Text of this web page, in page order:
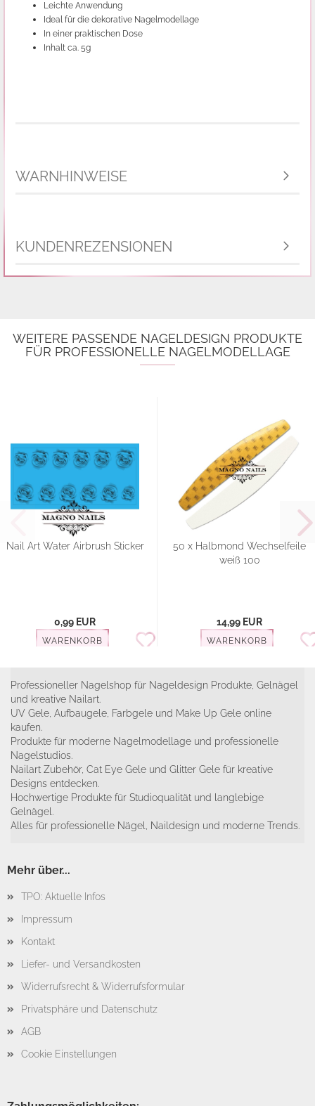
Leichte Anwendung
Ideal für die dekorative Nagelmodellage
In einer praktischen Dose
Inhalt ca. 5g
WARNHINWEISE
KUNDENREZENSIONEN
WEITERE PASSENDE NAGELDESIGN PRODUKTE
FÜR PROFESSIONELLE NAGELMODELLAGE
Nail Art Water Airbrush Sticker
0,99 EUR
WARENKORB
50 x Halbmond Wechselfeile
weiß 100
14,99 EUR
WARENKORB
Professioneller Nagelshop für Nageldesign Produkte, Gelnägel
und kreative Nailart.
UV Gele, Aufbaugele, Farbgele und Make Up Gele online
kaufen.
Produkte für moderne Nagelmodellage und professionelle
Nagelstudios.
Nailart Zubehör, Cat Eye Gele und Glitter Gele für kreative
Designs entdecken.
Hochwertige Produkte für Studioqualität und langlebige
Gelnägel.
Alles für professionelle Nägel, Naildesign und moderne Trends.
Mehr über...
TPO: Aktuelle Infos
Impressum
Kontakt
Liefer- und Versandkosten
Widerrufsrecht & Widerrufsformular
Privatsphäre und Datenschutz
AGB
Cookie Einstellungen